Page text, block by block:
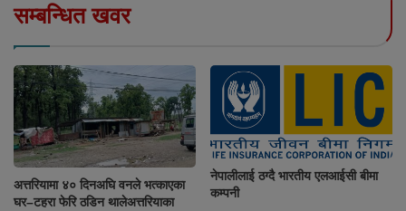
सम्बन्धित खवर
अत्तरियामा ४० दिनअघि वनले भत्काएका
घर–टहरा फेरि ठडिन थालेअत्तरियाका
नेपालीलाई ठग्दै भारतीय एलआईसी बीमा
कम्पनी